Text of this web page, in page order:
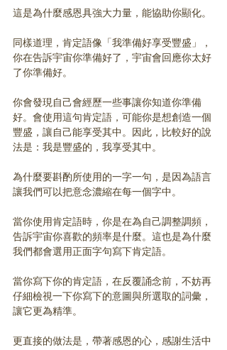
這是為什麼感恩具強大力量，能協助你顯化。
同樣道理，肯定語像「我準備好享受豐盛」，
你在告訴宇宙你準備好了，宇宙會回應你太好
了你準備好。
你會發現自己會經歷一些事讓你知道你準備
好。會使用這句肯定語，可能你是想創造一個
豐盛，讓自己能享受其中。因此，比較好的說
法是：我是豐盛的，我享受其中。
為什麼要斟酌所使用的一字一句，是因為語言
讓我們可以把意念濃縮在每一個字中。
當你使用肯定語時，你是在為自己調整調頻，
告訴宇宙你喜歡的頻率是什麼。這也是為什麼
我們都會選用正面字句寫下肯定語。
當你寫下你的肯定語，在反覆誦念前，不妨再
仔細檢視一下你寫下的意圖與所選取的詞彙，
讓它更為精準。
更直接的做法是，帶著感恩的心，感謝生活中